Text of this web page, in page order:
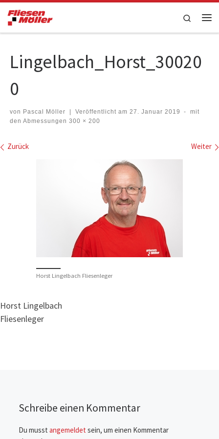
Zum Inhalt springen
Search
Lingelbach_Horst_30020
0
von Pascal Möller Veröffentlicht am 27. Januar 2019 -
mit
den Abmessungen 300 × 200
Bilder Navigation
Zurück Weiter
Horst Lingelbach Fliesenleger
Horst Lingelbach
Fliesenleger
Schreibe einen Kommentar
Du musst angemeldet sein, um einen Kommentar